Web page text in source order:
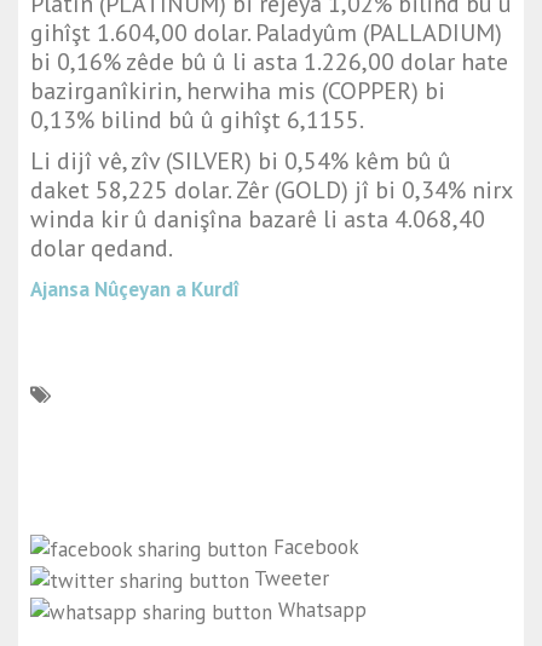
gihîşt 1.604,00 dolar. Paladyûm (PALLADIUM)
bi 0,16% zêde bû û li asta 1.226,00 dolar hate
bazirganîkirin, herwiha mis (COPPER) bi
0,13% bilind bû û gihîşt 6,1155.
Li dijî vê, zîv (SILVER) bi 0,54% kêm bû û
daket 58,225 dolar. Zêr (GOLD) jî bi 0,34% nirx
winda kir û danişîna bazarê li asta 4.068,40
dolar qedand.
Ajansa Nûçeyan a Kurdî
Facebook
Tweeter
Whatsapp